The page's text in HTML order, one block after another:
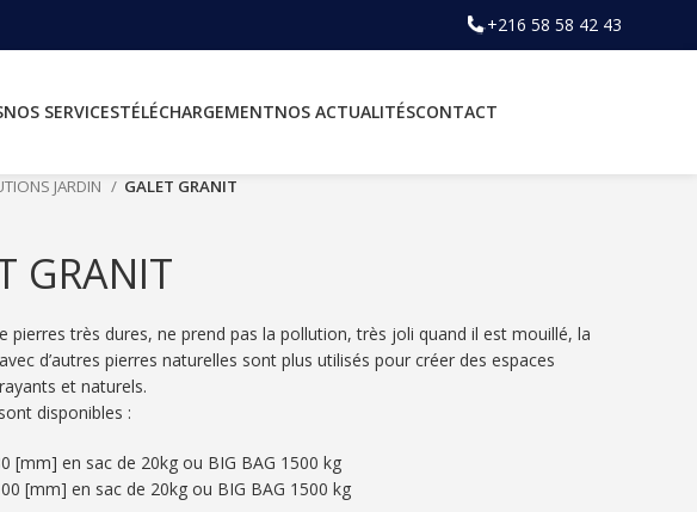
+216 58 58 42 43
NOS SERVICESTÉLÉCHARGEMENTNOS ACTUALITÉSCONTACT
JARDIN GALET GRANIT
GRANIT
pierres très dures, ne prend pas la pollution, très joli quand il est mouillé, la
d’autres pierres naturelles sont plus utilisés pour créer des espaces
et naturels.
disponibles :
[mm] en sac de 20kg ou BIG BAG 1500 kg
[mm] en sac de 20kg ou BIG BAG 1500 kg